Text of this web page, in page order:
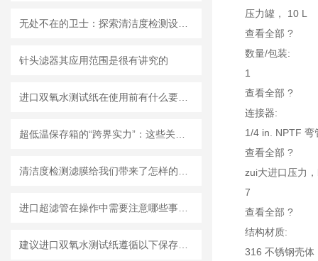
针头滤器其应用范围是很有讲究的
压力罐， 10 L
查看全部 ?
数量/包装:
1
查看全部 ?
连接器:
1/4 in. NPTF 弯
查看全部 ?
zui大进口压力
7
查看全部 ?
结构材质:
316 不锈钢壳体